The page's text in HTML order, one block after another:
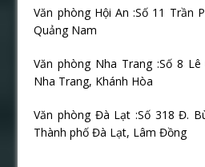
Văn phòng Hội An :Số 11 Trần
Quảng Nam
Văn phòng Nha Trang :Số 8
Nha Trang, Khánh Hòa
Văn phòng Đà Lạt :Số 318 Đ.
Thành phố Đà Lạt, Lâm Đồng